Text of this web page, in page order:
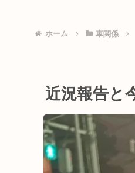
ホーム 車関係
近況報告と